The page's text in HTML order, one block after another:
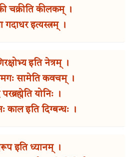
चक्रीति कीलकम् ।
गदाधर इत्यस्त्रम् ।
इति नेत्रम् ।
सामेति कवचम् ।
योनिः ।
काल इति दिग्बन्धः ।
इति ध्यानम् ।